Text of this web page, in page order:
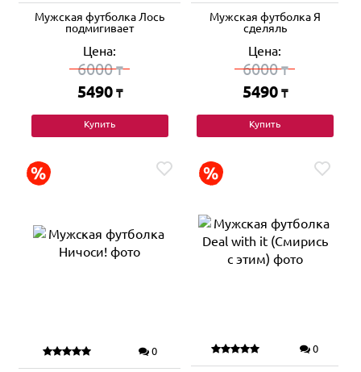
Мужская футболка Лось
подмигивает
Цена:
6000₸
5490 ₸
Купить
Мужская футболка Я
сделяль
Цена:
6000₸
5490 ₸
Купить
0 0